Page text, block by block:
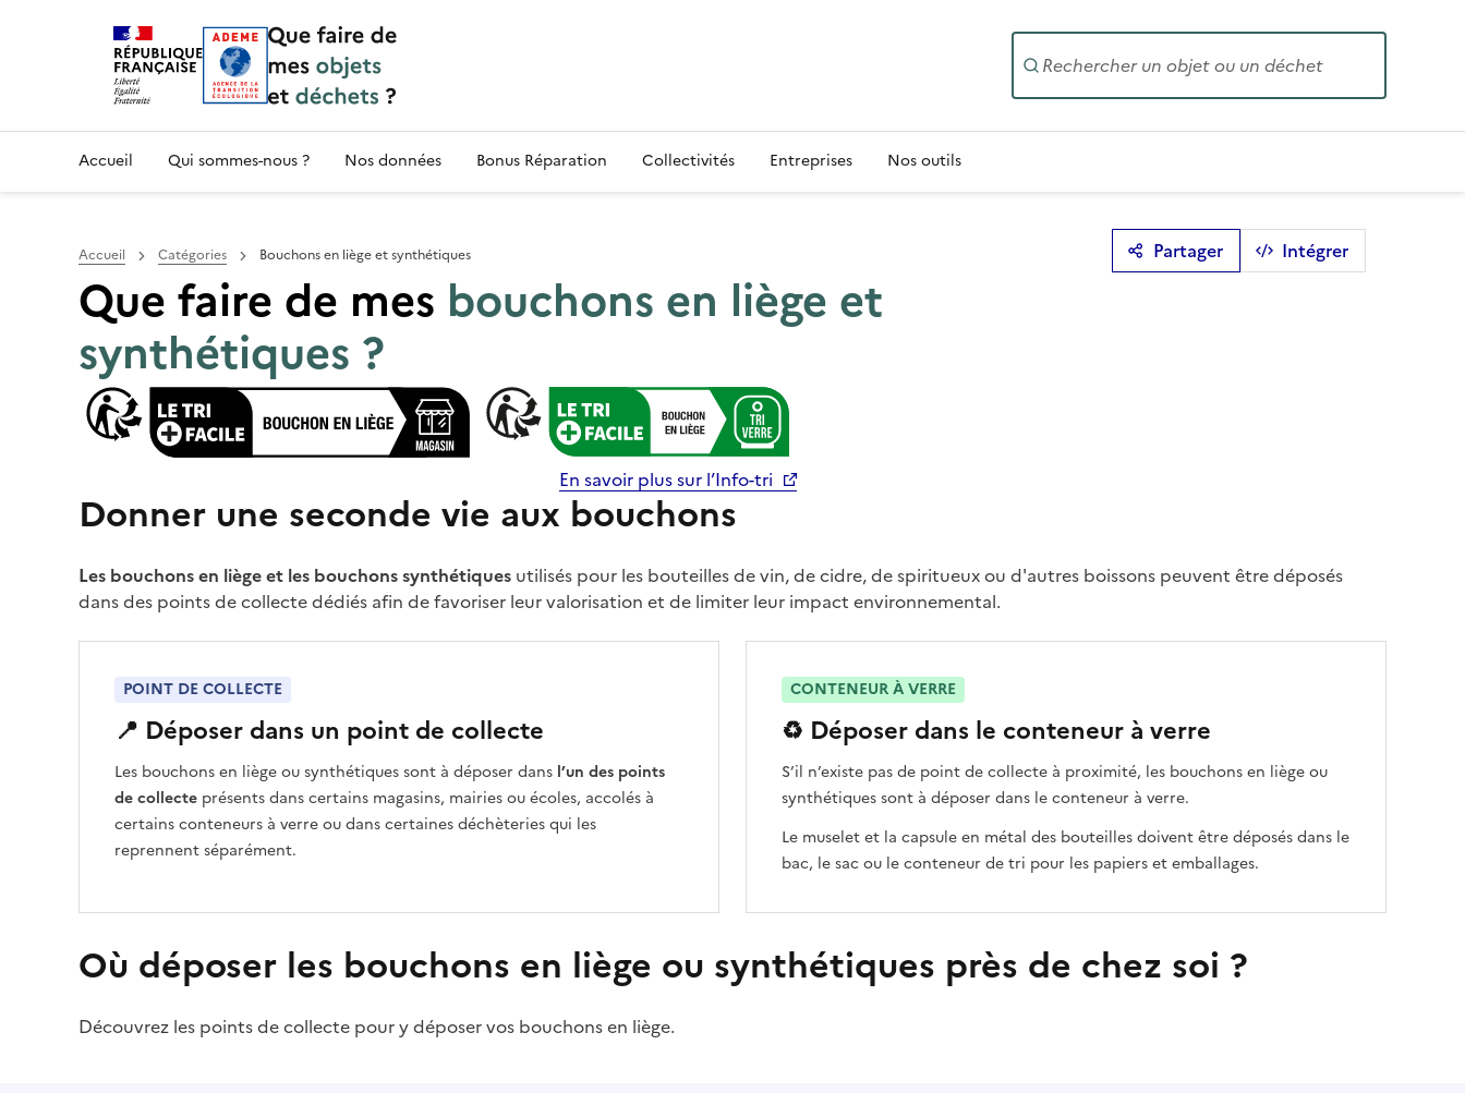
Accueil — Que Faire de mes objets & déchets Entrez
Accueil Qui sommes-nous ? Nos données Bonus Réparation Collectivités Entreprises Nos outils
Accueil Catégories Bouchons en liège et synthétiques
Que faire de mes bouchons en liège et
synthétiques ?
En savoir plus sur l’Info-tri
Partager Intégrer
Donner une seconde vie aux bouchons
Les bouchons en liège et les bouchons synthétiques utilisés pour les bouteilles de vin, de cidre, de spiritueux ou d'autres boissons peuvent être déposés
dans des points de collecte dédiés afin de favoriser leur valorisation et de limiter leur impact environnemental.
📍 Déposer dans un point de collecte
Les bouchons en liège ou synthétiques sont à déposer dans l’un des points
de collecte présents dans certains magasins, mairies ou écoles, accolés à
certains conteneurs à verre ou dans certaines déchèteries qui les
reprennent séparément.
POINT DE COLLECTE
♻️ Déposer dans le conteneur à verre
S’il n’existe pas de point de collecte à proximité, les bouchons en liège ou
synthétiques sont à déposer dans le conteneur à verre.
Le muselet et la capsule en métal des bouteilles doivent être déposés dans le
bac, le sac ou le conteneur de tri pour les papiers et emballages.
CONTENEUR À VERRE
Où déposer les bouchons en liège ou synthétiques près de chez soi ?
Découvrez les points de collecte pour y déposer vos bouchons en liège.